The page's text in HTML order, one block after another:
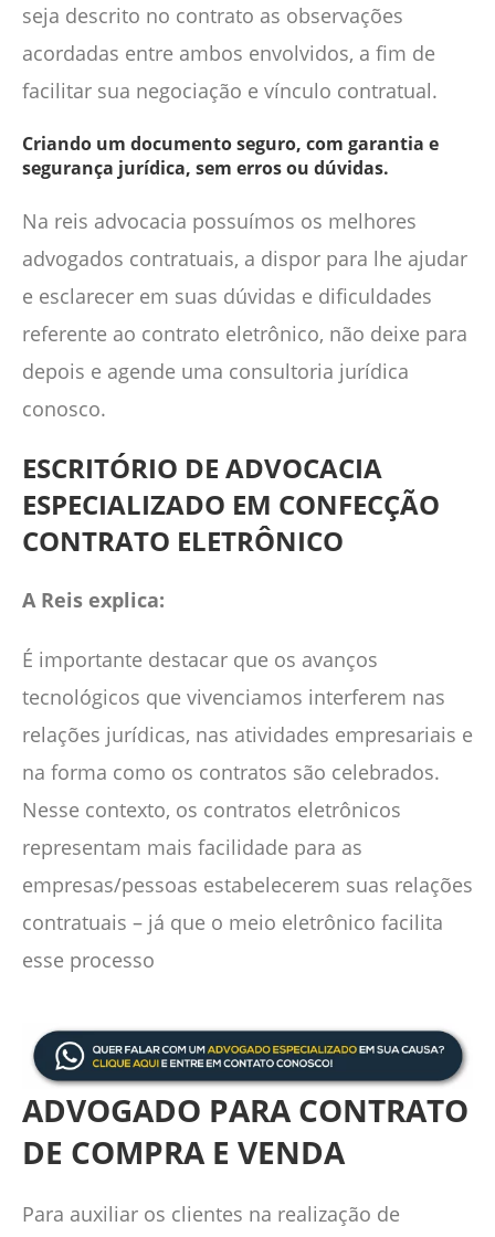
seja descrito no contrato as observações
acordadas entre ambos envolvidos, a fim de
facilitar sua negociação e vínculo contratual.
Criando um documento seguro, com garantia e
segurança jurídica, sem erros ou dúvidas.
Na reis advocacia possuímos os melhores
advogados contratuais, a dispor para lhe ajudar
e esclarecer em suas dúvidas e dificuldades
referente ao contrato eletrônico, não deixe para
depois e agende uma consultoria jurídica
conosco.
ESCRITÓRIO DE ADVOCACIA
ESPECIALIZADO EM CONFECÇÃO
CONTRATO ELETRÔNICO
A Reis explica:
É importante destacar que os avanços
tecnológicos que vivenciamos interferem nas
relações jurídicas, nas atividades empresariais e
na forma como os contratos são celebrados.
Nesse contexto, os contratos eletrônicos
representam mais facilidade para as
empresas/pessoas estabelecerem suas relações
contratuais – já que o meio eletrônico facilita
esse processo
ADVOGADO PARA CONTRATO
DE COMPRA E VENDA
Para auxiliar os clientes na realização de